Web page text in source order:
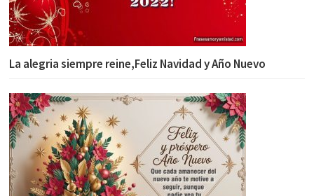
La alegria siempre reine,Feliz Navidad y Año Nuevo